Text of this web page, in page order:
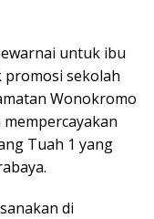
untuk ibu
promosi sekolah
Wonokromo
Tuah 1 yang
di